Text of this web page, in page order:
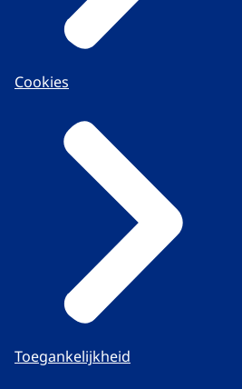
Cookies
Toegankelijkheid